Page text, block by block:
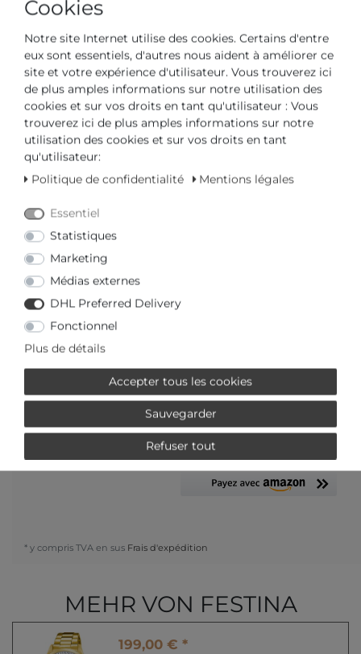
en stock, Immédiatement disponible
CONCESSIONNAIRE CERTIFIÉ
DÉLAI DE LIVRAISON RAPIDE
Votre prix avec3% de remise
86,57 € *
Liste d'envies
AJOUTER AU PANIER
ou
* y compris TVA en sus Frais d'expédition
MEHR VON FESTINA
199,00 € *
Cookies
Notre site Internet utilise des cookies. Certains d'entre
eux sont essentiels, d'autres nous aident à améliorer ce
site et votre expérience d'utilisateur. Vous trouverez ici
de plus amples informations sur notre utilisation des
cookies et sur vos droits en tant qu'utilisateur : Vous
trouverez ici de plus amples informations sur notre
utilisation des cookies et sur vos droits en tant
qu'utilisateur:
Politique de confidentialité
Mentions légales
Essentiel
Statistiques
Marketing
Médias externes
DHL Preferred Delivery
Fonctionnel
Plus de détails
Accepter tous les cookies
Sauvegarder
Refuser tout